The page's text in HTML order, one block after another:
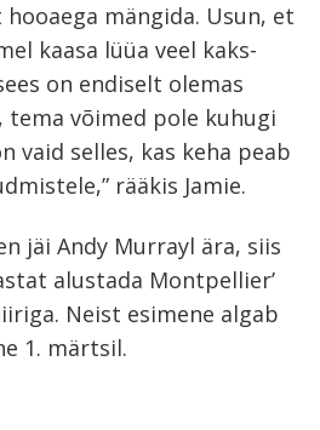
mängida. Usun, et
kaasa lüüa veel kaks-
on endiselt olemas
tema võimed pole kuhugi
vaid selles, kas keha peab
rääkis Jamie.
jäi Andy Murrayl ära, siis
alustada Montpellier’
Neist esimene algab
1. märtsil.